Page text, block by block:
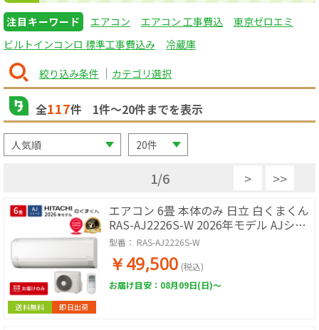
注目キーワード エアコン エアコン 工事費込
東京ゼロエミ
ビルトインコンロ 標準工事費込み
冷蔵庫
絞り込み条件 カテゴリ選択
全117件 1件〜20件までを表示
1/6 > >>
送料無料 即日出荷
エアコン 6畳 本体のみ 日立 白くまくん
RAS-AJ2226S-W 2026年モデル AJシリ
ーズ ルームエアコン 取付工事なし 冷暖
房 単相100V スターホワイト 除湿 コン
パクト 壁掛けエアコン エアコン単品 寝
室 子ども部屋 書斎
型番： RAS-AJ2226S-W
￥49,500 (税込)
お届け目安：08月09日(日)～